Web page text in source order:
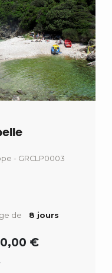
- GRCLP0003
de 8 jours
€